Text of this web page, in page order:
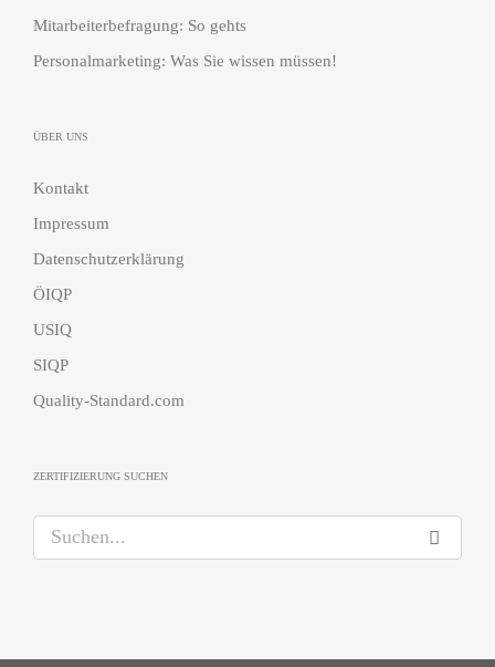
Mitarbeiterbefragung: So gehts
Personalmarketing: Was Sie wissen müssen!
ÜBER UNS
Kontakt
Impressum
Datenschutzerklärung
ÖIQP
USIQ
SIQP
Quality-Standard.com
ZERTIFIZIERUNG SUCHEN
u